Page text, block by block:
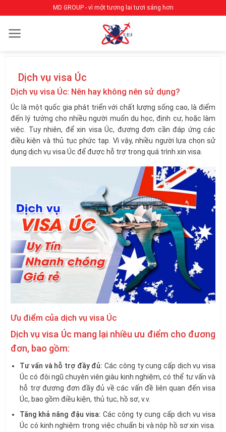
qua
nội
MD GROUP - vì một tương lai tươi sáng hơn
Dịch vụ visa Úc
Dịch vụ visa Úc: Nên hay không nên sử dụng?
Úc là một quốc gia phát triển với chất lượng sống cao, là điểm
đến lý tưởng cho nhiều người muốn du học, định cư, hoặc làm
việc. Tuy nhiên, để xin visa Úc, đương đơn cần đáp ứng các
điều kiện và thủ tục phức tạp. Vì vậy, nhiều người lựa chọn sử
dụng dịch vụ visa Úc để được hỗ trợ trong quá trình xin visa.
Ưu điểm của dịch vụ visa Úc
Dịch vụ visa Úc mang lại nhiều ưu điểm cho đương
đơn, bao gồm:
Tư vấn và hỗ trợ đầy đủ: Các công ty cung cấp dịch vụ visa
Úc có đội ngũ chuyên viên giàu kinh nghiệm, có thể tư vấn và
hỗ trợ đương đơn đầy đủ về các vấn đề liên quan đến visa
Úc, bao gồm điều kiện, thủ tục, hồ sơ, v.v.
Tăng khả năng đậu visa: Các công ty cung cấp dịch vụ visa
Úc có kinh nghiệm trong việc chuẩn bị và nộp hồ sơ xin visa.